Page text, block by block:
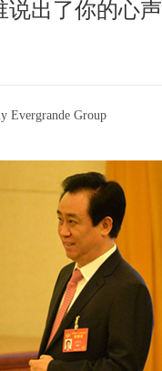
说出了你的心声
Evergrande Group